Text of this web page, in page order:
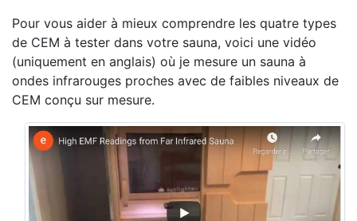
Pour vous aider à mieux comprendre les quatre types
de CEM à tester dans votre sauna, voici une vidéo
(uniquement en anglais) où je mesure un sauna à
ondes infrarouges proches avec de faibles niveaux de
CEM conçu sur mesure.